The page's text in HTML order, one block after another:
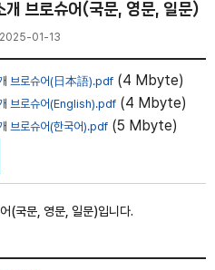
개 브로슈어(국문, 영문, 일문)
2025-01-13
브로슈어(日本語).pdf (4 Mbyte)
브로슈어(English).pdf (4 Mbyte)
브로슈어(한국어).pdf (5 Mbyte)
(국문, 영문, 일문)입니다.